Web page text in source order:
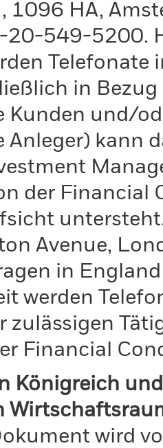
1096 HA,
20-549-5200.
Telefonate
in
Kunden und/
Anleger) kann
der Financial
Avenue,
in
werden
zulässigen
Financial
Königreich
wird